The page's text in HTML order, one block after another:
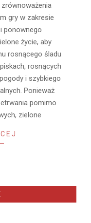
gry w zakresie
ponownego
życie, aby
rosnącego śladu
rosnących
i szybkiego
Ponieważ
pomimo
zielone